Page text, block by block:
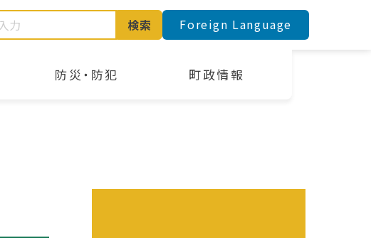
防災・防犯 町政情報
検索 Foreign Language